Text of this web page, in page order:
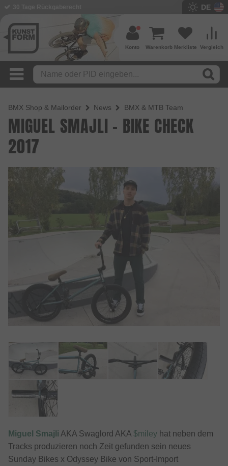
DE
Vergleich
Merkliste
Warenkorb
Konto
BMX Shop & Mailorder News BMX & MTB Team
MIGUEL SMAJLI - BIKE CHECK
2017
Miguel Smajli AKA Swaglord AKA $miley hat neben dem
Tracks produzieren noch Zeit gefunden sein neues
Sunday Bikes x Odyssey Bike von Sport-Import